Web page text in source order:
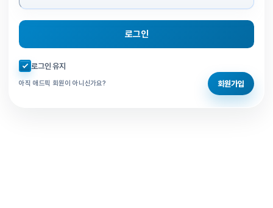
로그인
자동로그인 체크
로그인 유지
아직 애드픽 회원이 아니신가요? 회원가입